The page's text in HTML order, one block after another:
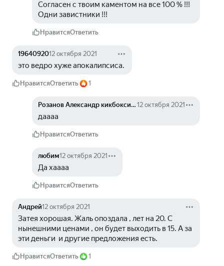
Согласен с твоим каментом на все 100 % !!!
Одни завистники !!!
НравитсяОтветить
1964092012 октября 2021
это ведро хуже апокалипсиса.
НравитсяОтветить 1
Розанов Александр кикбоксинг Ярославль 12 октября 2021
даааа
НравитсяОтветить
любим12 октября 2021
Да хаааа
НравитсяОтветить
Андрей12 октября 2021
Затея хорошая. Жаль опоздала , лет на 20. С
нынешними ценами , он будет выходить в 15. А за
эти деньги  и другие предложения есть.
НравитсяОтветить 1